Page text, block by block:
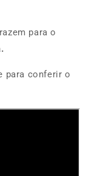
para o
para conferir o